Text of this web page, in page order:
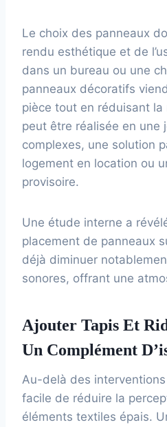
Le choix des panneaux
rendu esthétique et de
dans un bureau ou une
panneaux décoratifs
pièce tout en réduisant la
peut être réalisée en une
complexes, une solution
logement en location ou
provisoire.
Une étude interne a
placement de panneaux
déjà diminuer
sonores, offrant une
Ajouter Tapis Et
Un Complément
Au-delà des
facile de réduire la
éléments textiles épais.